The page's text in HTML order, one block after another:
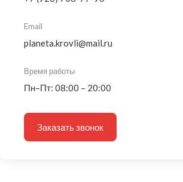
Email
planeta.krovli@mail.ru
Время работы
Пн–Пт: 08:00 – 20:00
Заказать звонок